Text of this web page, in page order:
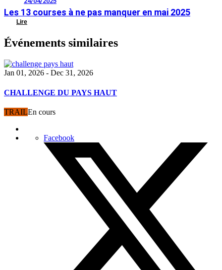
Les 13 courses à ne pas manquer en mai 2025
Lire
Événements similaires
Jan 01, 2026 - Dec 31, 2026
CHALLENGE DU PAYS HAUT
TRAILEn cours
Facebook